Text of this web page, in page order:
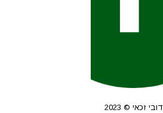
דובי זכאי © 2023